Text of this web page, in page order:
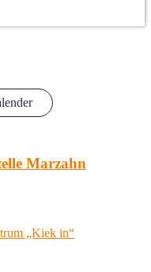
Marzahn
„Kiek in“